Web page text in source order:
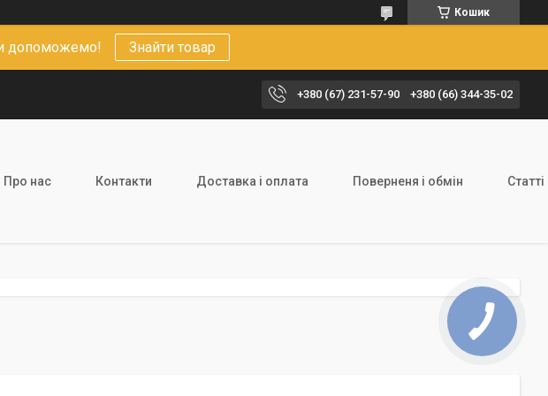
Кошик
допоможемо! Знайти товар
+380 (67) 231-57-90 +380 (66) 344-35-02
Про нас Контакти Доставка і оплата Поверненя і обмін Статті